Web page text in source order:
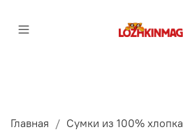
Главная Сумки из 100% хлопка